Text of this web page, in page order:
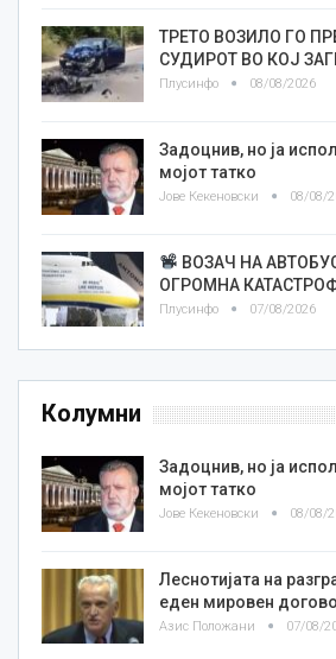
ТРЕТО ВОЗИЛО ГО
СУДИРОТ ВО КОЈ
Плусинфо 08/08/2026
Задоцнив, но ја
мојот татко
Јове Кекеновски 08/08/
ВОЗАЧ НА
ОГРОМНА
Плусинфо 07/08/2026
Колумни
Задоцнив, но ја
мојот татко
Јове Кекеновски 08/08/
Леснотијата на
еден мировен
Азис Положани 07/08/